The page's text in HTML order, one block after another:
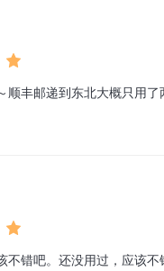
顺丰邮递到东北大概只用
不错吧。还没用过，应该不